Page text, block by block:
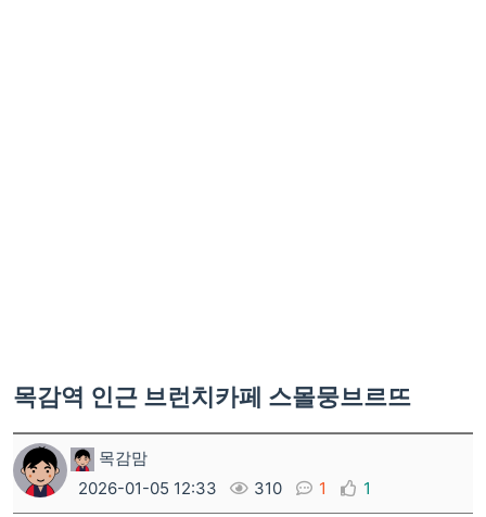
목감역 인근 브런치카페 스몰뭉브르뜨
목감맘
2026-01-05 12:33
310 1 1